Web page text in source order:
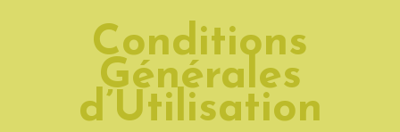
Conditions
Générales
d’Utilisation